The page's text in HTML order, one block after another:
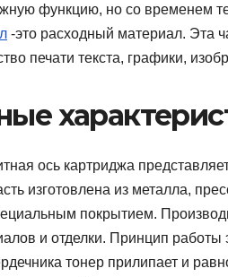
функцию, но со временем
-это расходный материал. Эта
печати текста, графики,
ось картриджа
изготовлена ​​из металла,
покрытием.
и отделки. Принцип работы
тонер прилипает и